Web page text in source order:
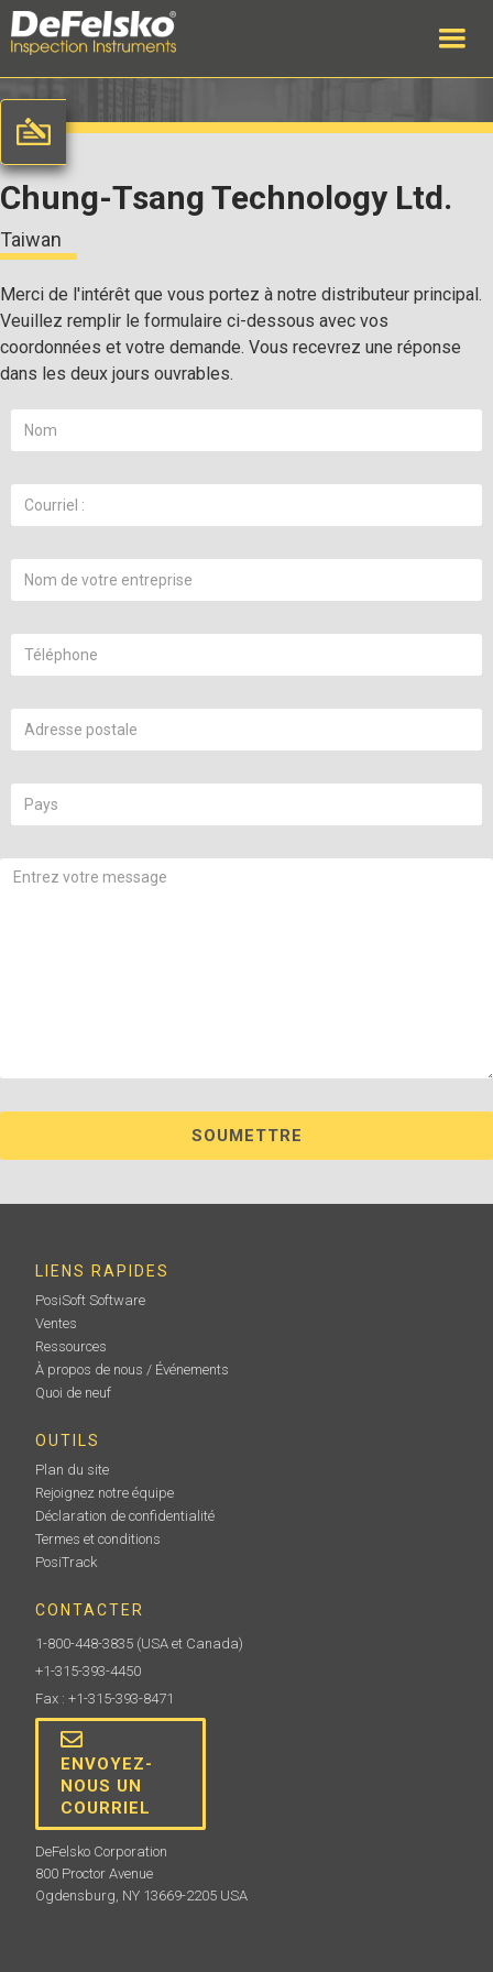
Chung-Tsang Technology Ltd.
Taiwan
Merci de l'intérêt que vous portez à notre distributeur principal.
Veuillez remplir le formulaire ci-dessous avec vos
coordonnées et votre demande. Vous recevrez une réponse
dans les deux jours ouvrables.
LIENS RAPIDES
PosiSoft Software
Ventes
Ressources
À propos de nous / Événements
Quoi de neuf
OUTILS
Plan du site
Rejoignez notre équipe
Déclaration de confidentialité
Termes et conditions
PosiTrack
CONTACTER
1-800-448-3835 (USA et Canada)
+1-315-393-4450
Fax : +1-315-393-8471
ENVOYEZ-
NOUS UN
COURRIEL
DeFelsko Corporation
800 Proctor Avenue
Ogdensburg, NY 13669-2205 USA